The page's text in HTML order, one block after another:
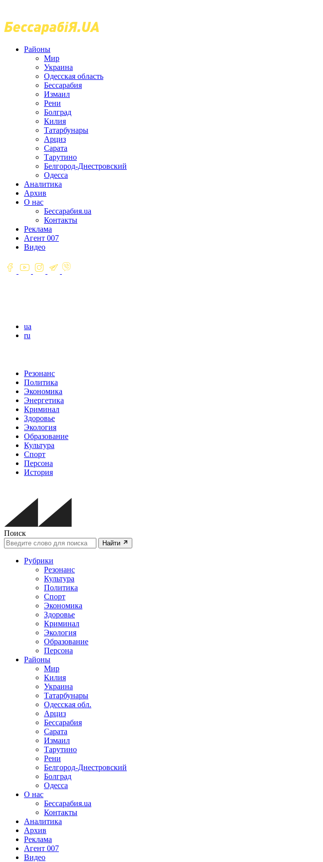
Районы
Мир
Украина
Одесская область
Бессарабия
Измаил
Рени
Болград
Килия
Татарбунары
Арциз
Сарата
Тарутино
Белгород-Днестровский
Одесса
Аналитика
Архив
О нас
Бессарабия.ua
Контакты
Реклама
Агент 007
Видео
ua
ru
Резонанс
Политика
Экономика
Энергетика
Криминал
Здоровье
Экология
Образование
Культура
Спорт
Персона
История
Поиск
Найти
Рубрики
Резонанс
Культура
Политика
Спорт
Экономика
Здоровье
Криминал
Экология
Образование
Персона
Районы
Мир
Килия
Украина
Татарбунары
Одесская обл.
Арциз
Бессарабия
Сарата
Измаил
Тарутино
Рени
Белгород-Днестровский
Болград
Одесса
О нас
Бессарабия.ua
Контакты
Аналитика
Архив
Реклама
Агент 007
Видео